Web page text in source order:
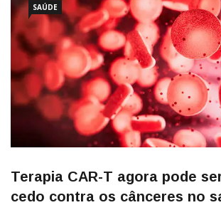
desenvolveu
SAÚDE
Terapia CAR-T agora pode
cedo contra os cânceres no